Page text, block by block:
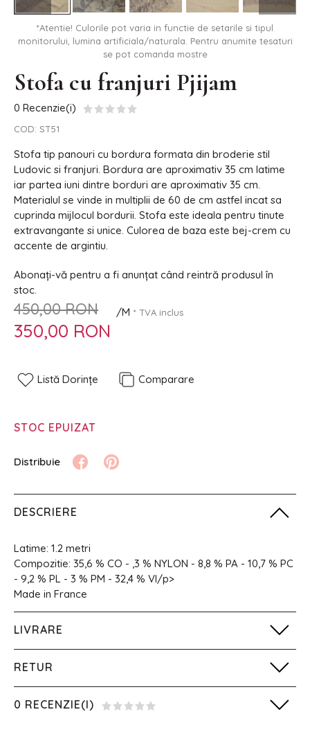
*Atentie! Culorile pot varia in functie de setarile si tipul
monitorului, lumina artificiala/naturala. Pentru anumite tesaturi
se pot comanda mostre
Stofa cu franjuri Pjijam
0 Recenzie(i)
COD: ST51
Stofa tip panouri cu bordura formata din broderie stil
Ludovic si franjuri. Bordura are aproximativ 35 cm latime
iar partea iuni dintre borduri are aproximativ 35 cm.
Materialul se vinde in multiplii de 60 de cm astfel incat sa
cuprinda mijlocul bordurii. Stofa este ideala pentru tinute
extravangante si unice. Culorea de baza este bej-crem cu
accente de argintiu.
Abonați-vă pentru a fi anunțat când reintră produsul în
stoc.
450,00 RON
350,00 RON
/M * TVA inclus
Listă Dorințe Comparare
STOC EPUIZAT
DESCRIERE
Latime: 1.2 metri
Compozitie: 35,6 % CO - ,3 % NYLON - 8,8 % PA - 10,7 % PC
- 9,2 % PL - 3 % PM - 32,4 % VI/p>
Made in France
LIVRARE
RETUR
0 RECENZIE(I)